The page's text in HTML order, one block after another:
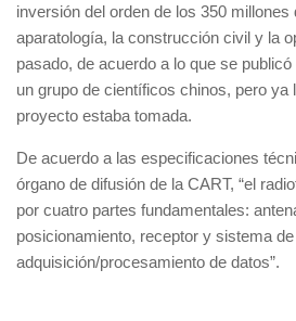
inversión del orden de los 350 millones
aparatología, la construcción civil y la
pasado, de acuerdo a lo que se
un grupo de científicos chinos, pero ya
proyecto estaba tomada.
De acuerdo a las especificaciones
órgano de difusión de la CART, “el
por cuatro partes fundamentales:
posicionamiento, receptor y sistema de
adquisición/procesamiento de datos”.